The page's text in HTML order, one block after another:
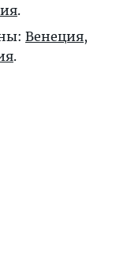
.
Венеция,
.